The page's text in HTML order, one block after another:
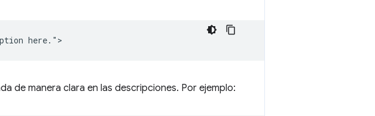
de manera clara en las descripciones. Por ejemplo: